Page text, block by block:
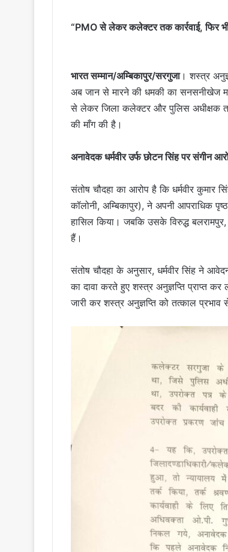
“PMO से लेकर कलेक्टर तक कार्रवाई, फिर
भारत सम्मान/अम्बिकापुर/सरगुजा। शस्त्र
अब जान से मारने की धमकी का सनसनीखेज
से लेकर जिला कलेक्टर और पुलिस अधीक्षक
की माँग की है।
अनावेदक धर्मवीर उर्फ छोटन सिंह पर संगीन
संतोष चौदहा का आरोप है कि धर्मवीर कुमार
कॉलोनी, अम्बिकापुर), ने अपनी आपराधिक
हासिल किया। जबकि उसके विरुद्ध
हैं।
संतोष चौदहा के अनुसार, धर्मवीर सिंह ने
का दावा करते हुए शस्त्र अनुज्ञप्ति प्राप्त
जारी कर शस्त्र अनुज्ञप्ति को तत्काल प्रभाव